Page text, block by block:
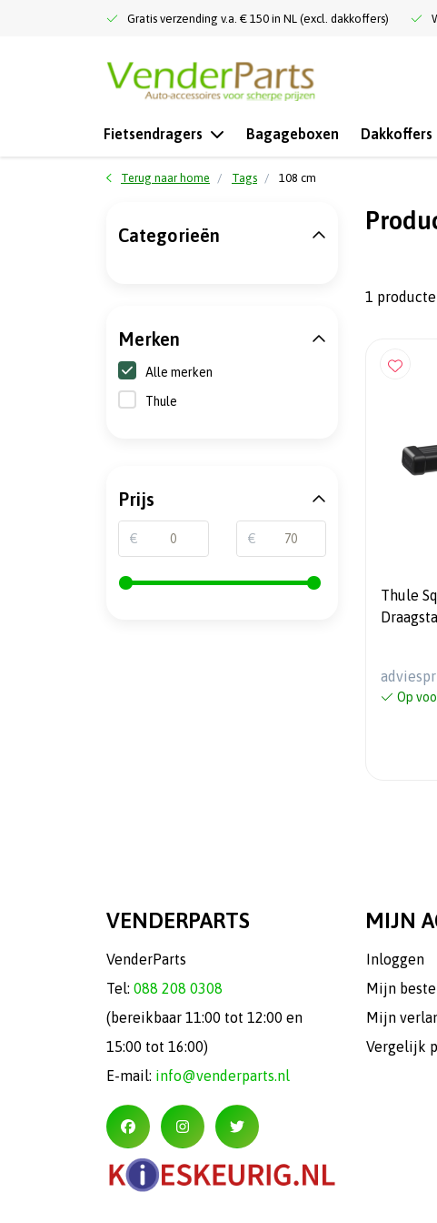
Gratis verzending v.a. € 150 in NL (excl. dakkoffers)
Fietsendragers Bagageboxen Dakkoffers
Terug naar home Tags 108 cm
1
Thule
Op
Categorieën
Merken
Alle merken
Thule
Prijs
€ €
VENDERPARTS
VenderParts
Tel: 088 208 0308
(bereikbaar 11:00 tot 12:00 en
15:00 tot 16:00)
E-mail: info@venderparts.nl
MIJN
Inloggen
Mijn
Mijn
Vergelijk